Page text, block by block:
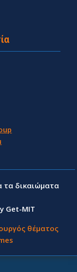
δικαιώματα
Get-MIT
θέματος